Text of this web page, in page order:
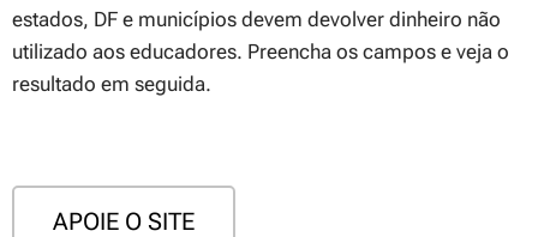
estados, DF e municípios devem devolver dinheiro não
utilizado aos educadores. Preencha os campos e veja o
resultado em seguida.
APOIE O SITE